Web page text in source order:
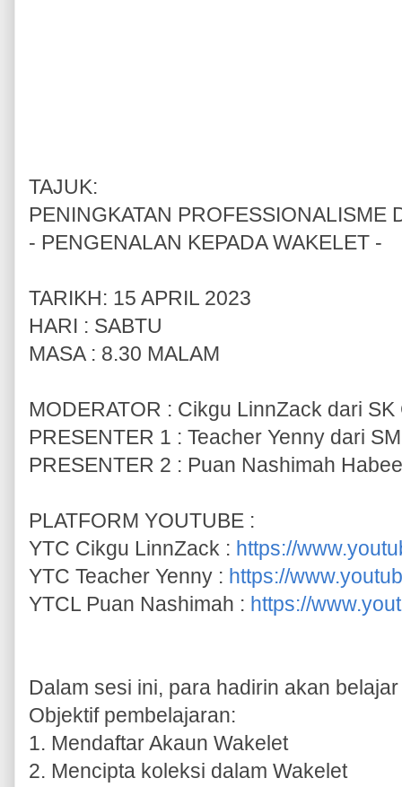
TAJUK:
PENINGKATAN PROFESSIONALISME
- PENGENALAN KEPADA WAKELET -
TARIKH: 15 APRIL 2023
HARI : SABTU
MASA : 8.30 MALAM
MODERATOR : Cikgu LinnZack dari
PRESENTER 1 : Teacher Yenny dari
PRESENTER 2 : Puan Nashimah
PLATFORM YOUTUBE :
YTC Cikgu LinnZack : https://
YTC Teacher Yenny : https://
YTCL Puan Nashimah : https://
Dalam sesi ini, para hadirin akan
Objektif pembelajaran:
1. Mendaftar Akaun Wakelet
2. Mencipta koleksi dalam Wakelet